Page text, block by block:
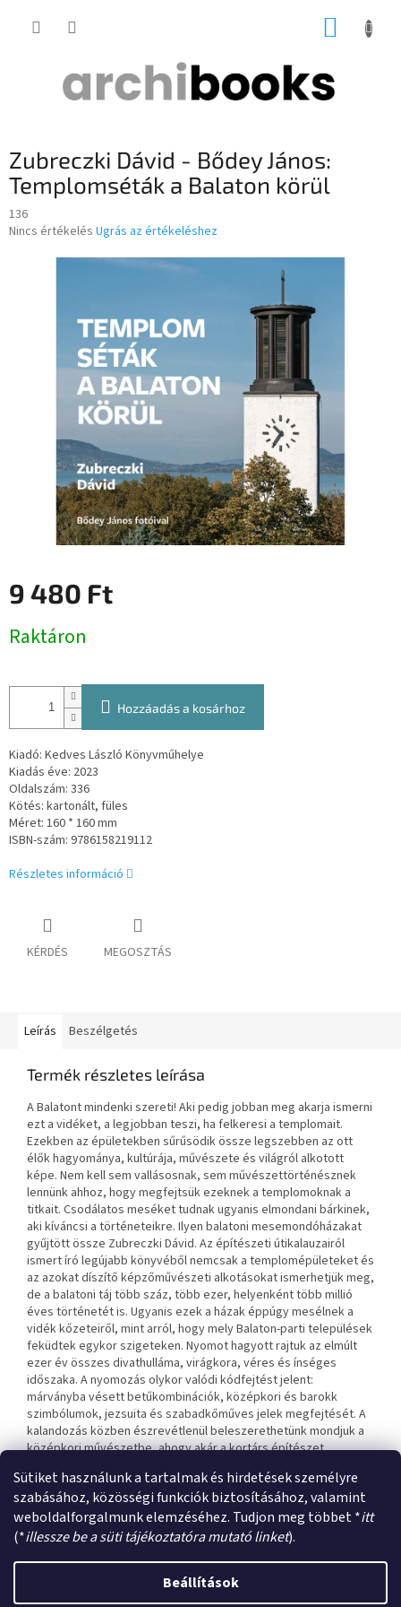
Sütiket használunk a tartalmak és hirdetések személyre
szabásához, közösségi funkciók biztosításához, valamint
weboldalforgalmunk elemzéséhez. Tudjon meg többet *itt
(*illessze be a süti tájékoztatóra mutató linket).
Beállítások
KOSÁR
Zubreczki Dávid - Bődey János:
Templomséták a Balaton körül
136
A
Nincs értékelés Ugrás az értékeléshez
9 480 Ft
Raktáron
Hozzáadás a kosárhoz
Kiadó: Kedves László Könyvműhelye
Kiadás éve: 2023
Oldalszám: 336
Kötés: kartonált, füles
Méret: 160 * 160 mm
ISBN-szám: 9786158219112
Részletes információ
KÉRDÉS MEGOSZTÁS
Leírás Beszélgetés
Termék részletes leírása
A Balatont mindenki szereti! Aki pedig jobban meg akarja ismerni
ezt a vidéket, a legjobban teszi, ha felkeresi a templomait.
Ezekben az épületekben sűrűsödik össze legszebben az ott
élők hagyománya, kultúrája, művészete és világról alkotott
képe. Nem kell sem vallásosnak, sem művészettörténésznek
lennünk ahhoz, hogy megfejtsük ezeknek a templomoknak a
titkait. Csodálatos meséket tudnak ugyanis elmondani bárkinek,
aki kíváncsi a történeteikre. Ilyen balatoni mesemondóházakat
gyűjtött össze Zubreczki Dávid. Az építészeti útikalauzairól
ismert író legújabb könyvéből nemcsak a templomépületeket és
az azokat díszítő képzőművészeti alkotásokat ismerhetjük meg,
de a balatoni táj több száz, több ezer, helyenként több millió
éves történetét is. Ugyanis ezek a házak éppúgy mesélnek a
vidék kőzeteiről, mint arról, hogy mely Balaton-parti települések
feküdtek egykor szigeteken. Nyomot hagyott rajtuk az elmúlt
ezer év összes divathulláma, virágkora, véres és ínséges
időszaka. A nyomozás olykor valódi kódfejtést jelent:
márványba vésett betűkombinációk, középkori és barokk
szimbólumok, jezsuita és szabadkőműves jelek megfejtését. A
kalandozás közben észrevétlenül beleszerethetünk mondjuk a
középkori művészetbe, ahogy akár a kortárs építészet